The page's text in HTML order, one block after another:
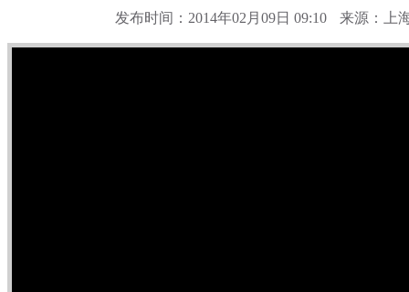
发布时间：2014年02月09日 09:10 来源：上